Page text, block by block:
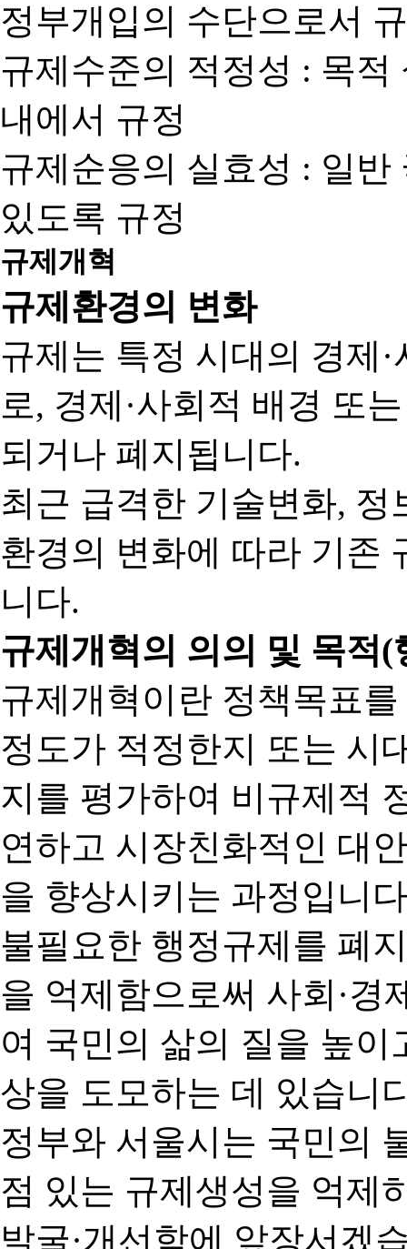
정부개입의 수단으로서
규제수준의 적정성 : 목
내에서 규정
규제순응의 실효성 : 일
있도록 규정
규제개혁
규제환경의 변화
규제는 특정 시대의 경제
로, 경제·사회적 배경 또
되거나 폐지됩니다.
최근 급격한 기술변화,
환경의 변화에 따라 기존
니다.
규제개혁의 의의 및 목적
규제개혁이란 정책목표
정도가 적정한지 또는 시
지를 평가하여 비규제적
연하고 시장친화적인 대
을 향상시키는 과정입니
불필요한 행정규제를 폐
을 억제함으로써 사회·경
여 국민의 삶의 질을 높
상을 도모하는 데 있습니
정부와 서울시는 국민의
점 있는 규제생성을 억제
발굴·개선함에 앞장서겠